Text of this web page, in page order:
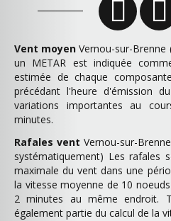
Vent moyen Vernou-sur-Brenne
un METAR est indiquée
estimée de chaque
précédant l'heure d'émission
variations importantes au
minutes.
Rafales vent Vernou-sur-
systématiquement) Les rafales
maximale du vent dans une
la vitesse moyenne de 10
2 minutes au même endroit.
également partie du calcul de la